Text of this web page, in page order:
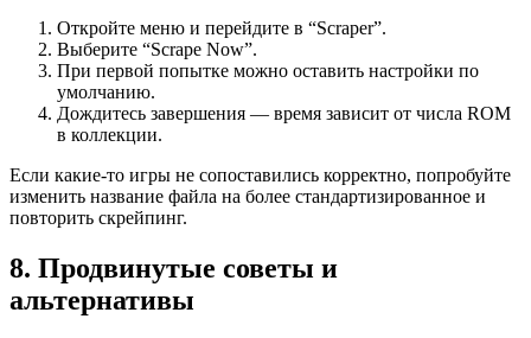
Откройте меню и перейдите в “Scraper”.
Выберите “Scrape Now”.
При первой попытке можно оставить настройки по
умолчанию.
Дождитесь завершения — время зависит от числа ROM
в коллекции.
Если какие‑то игры не сопоставились корректно, попробуйте
изменить название файла на более стандартизированное и
повторить скрейпинг.
8. Продвинутые советы и
альтернативы